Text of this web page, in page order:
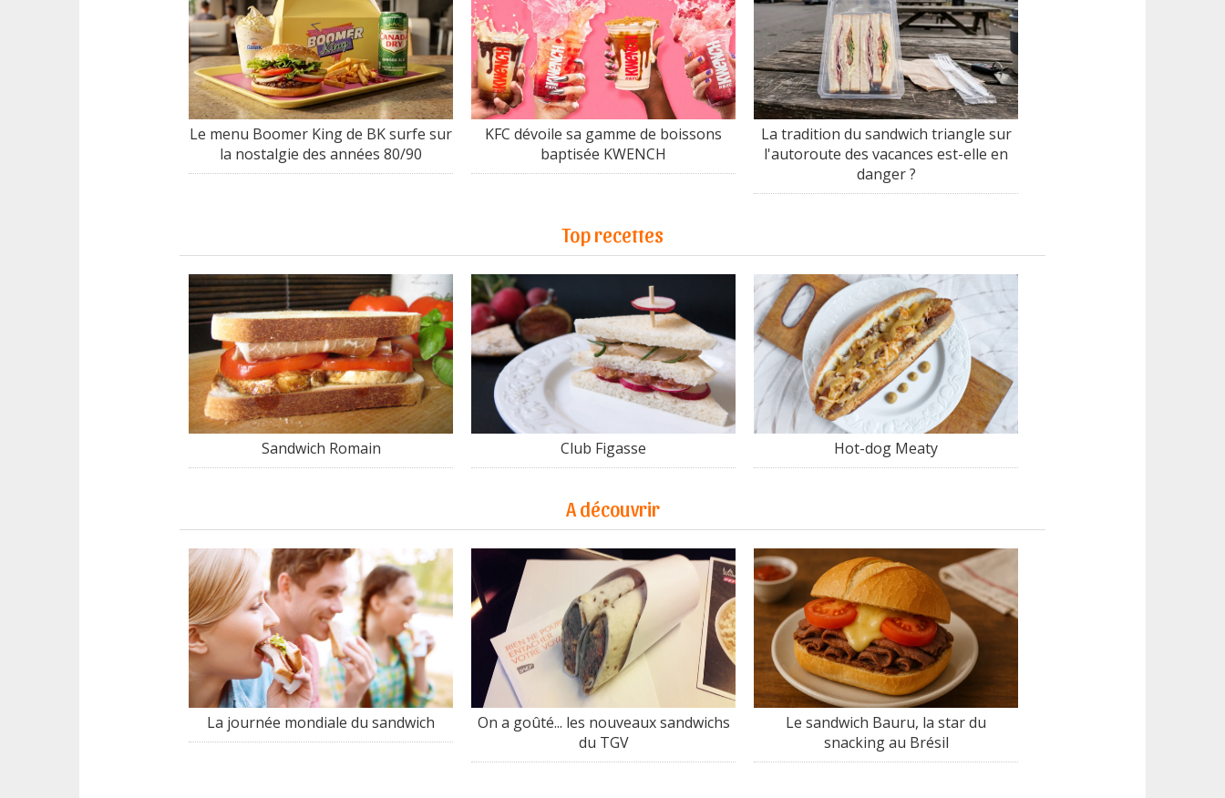
Le menu Boomer King de BK surfe sur
la nostalgie des années 80/90
KFC dévoile sa gamme de boissons
baptisée KWENCH
La tradition du sandwich triangle sur
l'autoroute des vacances est-elle en
danger ?
Top recettes
Sandwich Romain Club Figasse Hot-dog Meaty
A découvrir
La journée mondiale du sandwich
On a goûté... les nouveaux sandwichs
du TGV
Le sandwich Bauru, la star du
snacking au Brésil